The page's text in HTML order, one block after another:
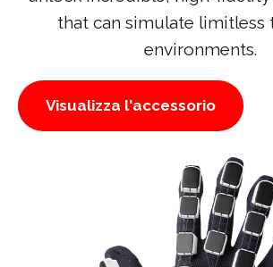
that can simulate limitless
environments.
Visualizza l'accessorio